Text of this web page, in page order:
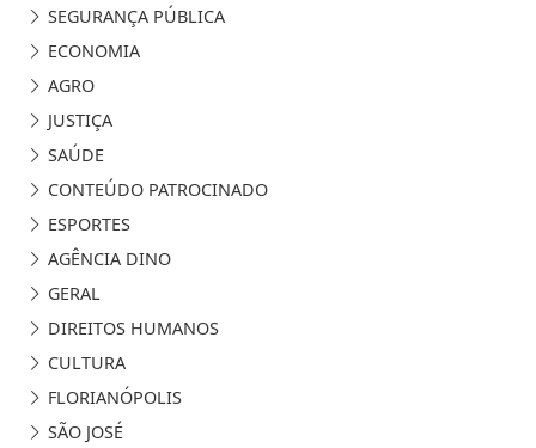
SEGURANÇA PÚBLICA
ECONOMIA
AGRO
JUSTIÇA
SAÚDE
CONTEÚDO PATROCINADO
ESPORTES
AGÊNCIA DINO
GERAL
DIREITOS HUMANOS
CULTURA
FLORIANÓPOLIS
SÃO JOSÉ